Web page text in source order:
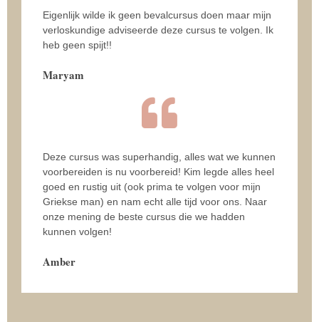
Eigenlijk wilde ik geen bevalcursus doen maar mijn
verloskundige adviseerde deze cursus te volgen. Ik
heb geen spijt!!
Maryam
Deze cursus was superhandig, alles wat we kunnen
voorbereiden is nu voorbereid! Kim legde alles heel
goed en rustig uit (ook prima te volgen voor mijn
Griekse man) en nam echt alle tijd voor ons. Naar
onze mening de beste cursus die we hadden
kunnen volgen!
Amber